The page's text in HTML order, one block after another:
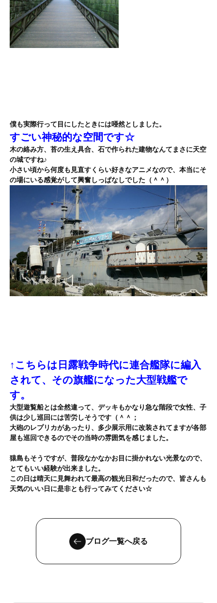
僕も実際行って目にしたときには唖然としました。
すごい神秘的な空間です☆
木の絡み方、苔の生え具合、石で作られた建物なんてまさに天空
の城ですね♪
小さい頃から何度も見直すくらい好きなアニメなので、本当にそ
の場にいる感覚がして興奮しっぱなしでした（＾＾）
↑こちらは日露戦争時代に連合艦隊に編入
されて、その旗艦になった大型戦艦で
す。
大型遊覧船とは全然違って、デッキもかなり急な階段で女性、子
供は少し巡回には苦労しそうです（＾＾；
大砲のレプリカがあったり、多少展示用に改装されてますが各部
屋も巡回できるのでその当時の雰囲気を感じました。
猿島もそうですが、普段なかなかお目に掛かれない光景なので、
とてもいい経験が出来ました。
この日は晴天に見舞われて最高の観光日和だったので、皆さんも
天気のいい日に是非とも行ってみてください☆
ブログ一覧へ戻る